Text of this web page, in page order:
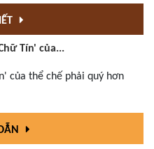
Tín' của...
của thể chế phải quý hơn